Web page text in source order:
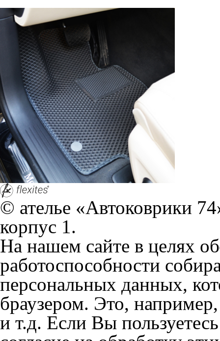
© ателье «Автоковрики
корпус 1.
На нашем сайте в целях
работоспособности
персональных данных,
браузером. Это,
и т.д. Если Вы
согласие на обработку
Положении по обработке
+7 (351) 277 91 67